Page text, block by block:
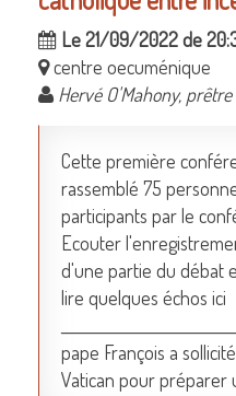
Le 21/09/2022 de
centre oecuménique
Hervé O'Mahony,
Cette première
rassemblé 75
participants par le
Ecouter
d'une partie du débat
lire quelques échos ici
pape François a
Vatican pour préparer